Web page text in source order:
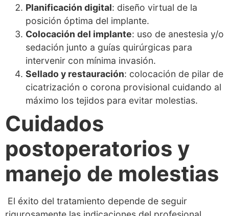
Planificación digital: diseño virtual de la
posición óptima del implante.
Colocación del implante: uso de anestesia y/o
sedación junto a guías quirúrgicas para
intervenir con mínima invasión.
Sellado y restauración: colocación de pilar de
cicatrización o corona provisional cuidando al
máximo los tejidos para evitar molestias.
Cuidados
postoperatorios y
manejo de molestias
El éxito del tratamiento depende de seguir